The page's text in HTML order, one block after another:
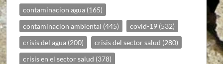
contaminacion agua (165)
contaminacion ambiental (445) covid-19 (532)
crisis del agua (200) crisis del sector salud (280)
crisis en el sector salud (378)